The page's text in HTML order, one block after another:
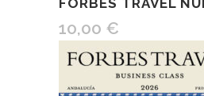
FORBES TRAVEL
10,00 €